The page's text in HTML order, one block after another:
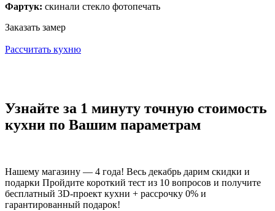
Фартук: скинали стекло фотопечать
Заказать замер
Рассчитать кухню
Узнайте за 1 минуту точную стоимость
кухни по Вашим параметрам
Нашему магазину — 4 года! Весь декабрь дарим скидки и
подарки Пройдите короткий тест из 10 вопросов и получите
бесплатный 3D-проект кухни + рассрочку 0% и
гарантированный подарок!